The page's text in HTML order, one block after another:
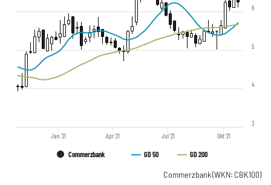
Commerzbank GD 50 GD 200
Jan '21 Apr '21 Jul '21 Okt '21
3
4
5
6
Commerzbank(WKN: CBK100)